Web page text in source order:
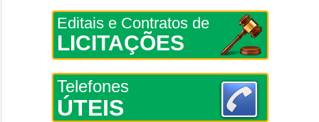
Editais e Contratos de
LICITAÇÕES
Telefones
ÚTEIS